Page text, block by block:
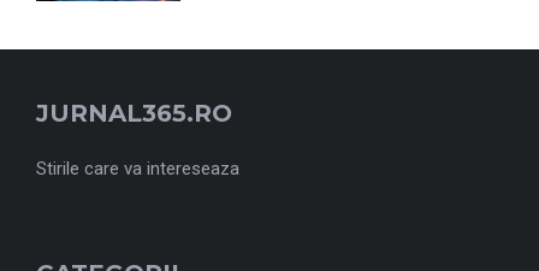
JURNAL365.RO
Stirile care va intereseaza